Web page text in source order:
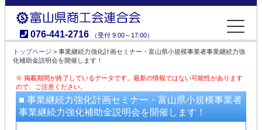
富山県商工会連合会
076-441-2716 （受付 9:00～17:00）
トップページ > 事業継続力強化計画セミナー・富山県小規模事業者事業継続力強
化補助金説明会を開催します！
※ 掲載期間が終了しているデータです。最新の情報ではない可能性があります
ので、ご注意ください。
■ 事業継続力強化計画セミナー・富山県小規模事業者
事業継続力強化補助金説明会を開催します！